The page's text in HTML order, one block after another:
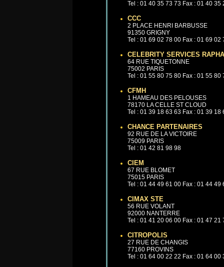
Tel : 01 40 35 73 73 Fax : 01 40 35
CCC
2 PLACE HENRI BARBUSSE
91350 GRIGNY
Tel : 01 69 02 78 00 Fax : 01 69 02
CELEBRITY SERVICES
64 RUE TIQUETONNE
75002 PARIS
Tel : 01 55 80 75 80 Fax : 01 55 80
CFMH
1 HAMEAU DES PELOUSES
78170 LA CELLE ST CLOUD
Tel : 01 39 18 63 63 Fax : 01 39 18
CHANCE PARTENAIRES
92 RUE DE LA VICTOIRE
75009 PARIS
Tel : 01 42 81 98 98
CIEM
67 RUE BLOMET
75015 PARIS
Tel : 01 44 49 61 00 Fax : 01 44 49
CIMAX STE
56 RUE VOLANT
92000 NANTERRE
Tel : 01 41 20 06 00 Fax : 01 47 21
CITROPOLIS
27 RUE DE CHANGIS
77160 PROVINS
Tel : 01 64 00 22 22 Fax : 01 64 00